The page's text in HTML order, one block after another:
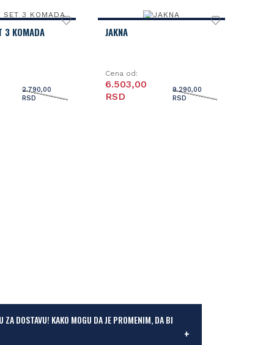
3 KOMADA
2.790,00
RSD
JAKNA
Cena od:
9.290,00
RSD
6.503,00
RSD
ZA DOSTAVU! KAKO MOGU DA JE PROMENIM, DA BI